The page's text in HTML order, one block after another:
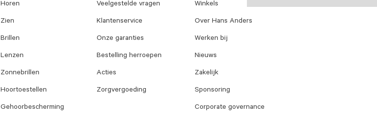
Horen
Zien
Brillen
Lenzen
Zonnebrillen
Hoortoestellen
Gehoorbescherming
Veelgestelde vragen
Klantenservice
Onze garanties
Bestelling herroepen
Acties
Zorgvergoeding
Winkels
Over Hans Anders
Werken bij
Nieuws
Zakelijk
Sponsoring
Corporate governance